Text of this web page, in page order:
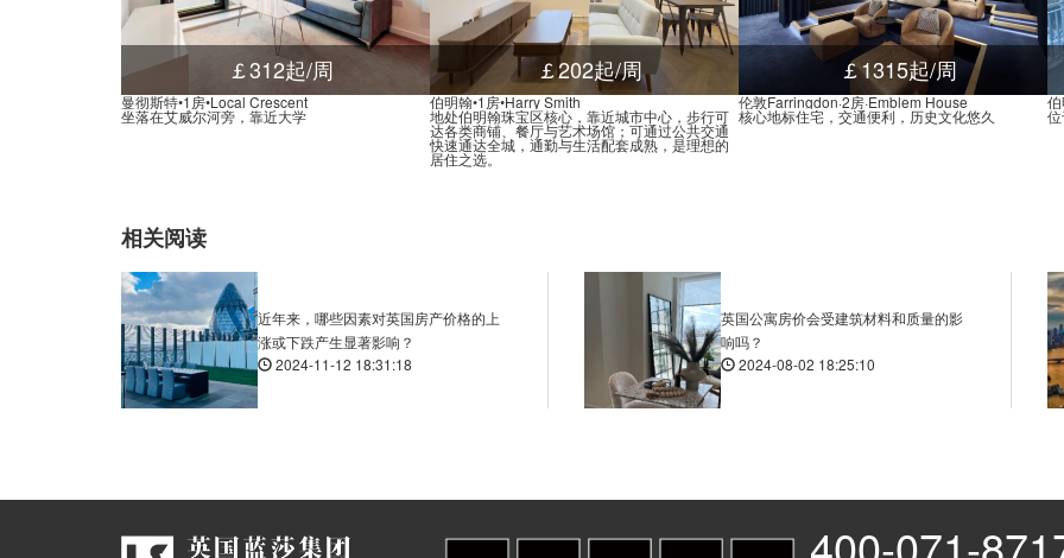
￡312起/周
曼彻斯特•1房•Local Crescent
坐落在艾威尔河旁，靠近大学
￡202起/周
伯明翰•1房•Harry Smith
地处伯明翰珠宝区核心，靠近城市中心，步行可
达各类商铺、餐厅与艺术场馆；可通过公共交通
快速通达全城，通勤与生活配套成熟，是理想的
居住之选。
￡1315起/周
伦敦Farringdon·2房·Emblem House
核心地标住宅，交通便利，历史文化悠久
相关阅读
近年来，哪些因素对英国房产价格的上
涨或下跌产生显著影响？
2024-11-12 18:31:18
英国公寓房价会受建筑材料和质量的影
响吗？
2024-08-02 18:25:10